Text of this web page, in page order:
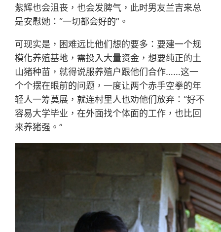
紫辉也会沮丧，也会发脾气，此时男友兰吉来总
是安慰她：“一切都会好的”。
可现实是，困难远比他们想的要多：要建一个规
模化养殖基地，需投入大量资金，想要纯正的土
山猪种苗，就得说服养殖户跟他们合作……这一
个个摆在眼前的问题，一度让两个赤手空拳的年
轻人一筹莫展，就连村里人也劝他们放弃：“好不
容易大学毕业，在外面找个体面的工作，也比回
来养猪强。”